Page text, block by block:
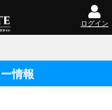
ログイン
情報